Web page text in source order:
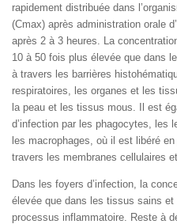
rapidement distribuée dans
(Cmax) après administration orale
après 2 à 3 heures. La
10 à 50 fois plus élevée que dans
à travers les barrières
respiratoires, les organes et les
la peau et les tissus mous. Il est
d’infection par les phagocytes, les
les macrophages, où il est libéré
travers les membranes cellulaires
Dans les foyers d’infection, la
élevée que dans les tissus sains
processus inflammatoire. Reste à